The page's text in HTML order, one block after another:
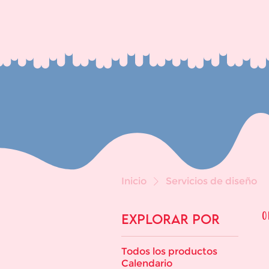
Inicio Servicios de diseño
Explorar por
Todos los productos
Calendario